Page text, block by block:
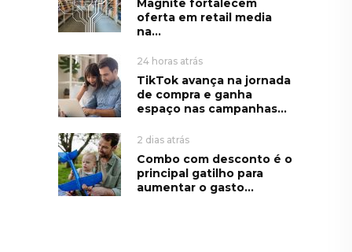
Magnite fortalecem
oferta em retail media
na...
24 horas atrás
TikTok avança na jornada
de compra e ganha
espaço nas campanhas...
2 dias atrás
Combo com desconto é o
principal gatilho para
aumentar o gasto...